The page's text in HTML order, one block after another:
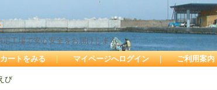
工場で安心安全をお届けします
カートをみる ｜ マイページへログイン ｜ ご利用案内
び